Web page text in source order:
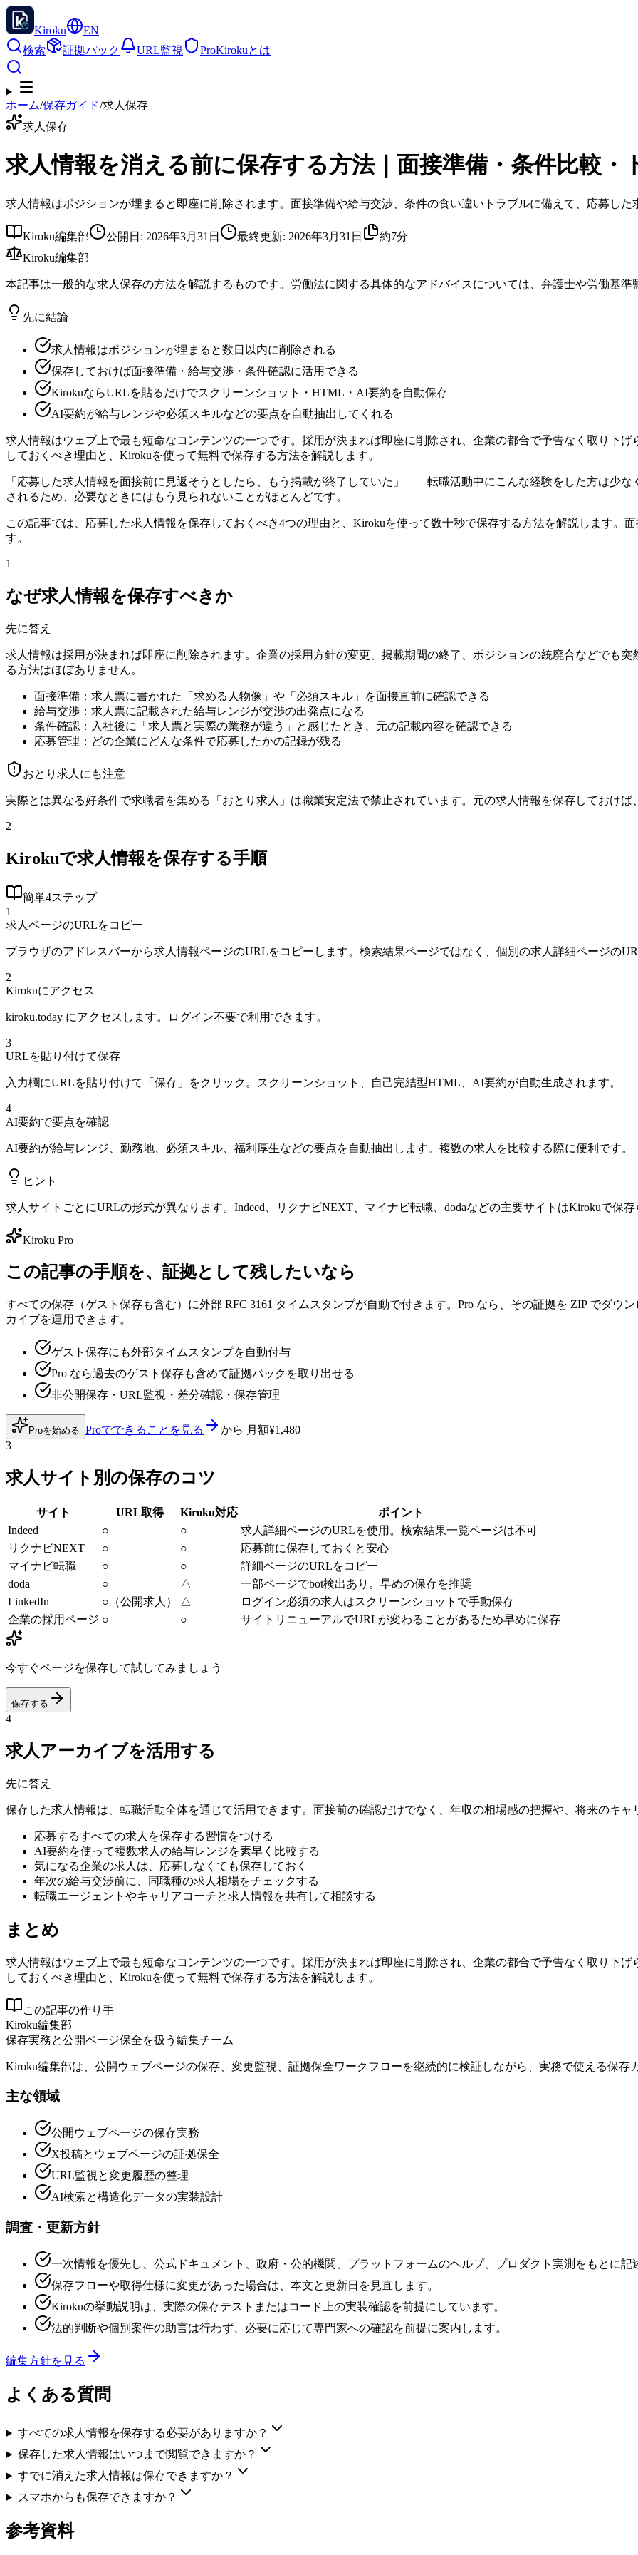
Kiroku
EN
検索
証拠パック URL監視 ProKirokuとは
ホーム/保存ガイド/求人保存
求人保存
求人情報を消える前に保存する方法｜面接準備・条件比較・
求人情報はポジションが埋まると即座に削除されます。面接準備や給与交渉、条件の食い違いトラブルに備えて、応募した
Kiroku編集部 公開日 : 2026年3月31日 最終更新: 2026年3月31日
約7分
Kiroku編集部
本記事は一般的な求人保存の方法を解説するものです。労働法に関する具体的なアドバイスについては、弁護士や労働基準
先に結論
求人情報はポジションが埋まると数日以内に削除される
保存しておけば面接準備・給与交渉・条件確認に活用できる
KirokuならURLを貼るだけでスクリーンショット・HTML・AI要約を自動保存
AI要約が給与レンジや必須スキルなどの要点を自動抽出してくれる
求人情報はウェブ上で最も短命なコンテンツの一つです。採用が決まれば即座に削除され、企業の都合で予告なく取り下
しておくべき理由と、Kirokuを使って無料で保存する方法を解説します。
「応募した求人情報を面接前に見返そうとしたら、もう掲載が終了していた」——転職活動中にこんな経験をした方は少
されるため、必要なときにはもう見られないことがほとんどです。
この記事では、応募した求人情報を保存しておくべき4つの理由と、Kirokuを使って数十秒で保存する方法を解説します。
す。
1
なぜ求人情報を保存すべきか
先に答え
求人情報は採用が決まれば即座に削除されます。企業の採用方針の変更、掲載期間の終了、ポジションの統廃合などでも
る方法はほぼありません。
面接準備：求人票に書かれた「求める人物像」や「必須スキル」を面接直前に確認できる
給与交渉：求人票に記載された給与レンジが交渉の出発点になる
条件確認：入社後に「求人票と実際の業務が違う」と感じたとき、元の記載内容を確認できる
応募管理：どの企業にどんな条件で応募したかの記録が残る
おとり求人にも注意
実際とは異なる好条件で求職者を集める「おとり求人」は職業安定法で禁止されています。元の求人情報を保存しておけば
2
Kirokuで求人情報を保存する手順
簡単4ステップ
1
求人ページのURLをコピー
ブラウザのアドレスバーから求人情報ページのURLをコピーします。検索結果ページではなく、個別の求人詳細ページの
2
Kirokuにアクセス
kiroku.today にアクセスします。ログイン不要で利用できます。
3
URLを貼り付けて保存
入力欄にURLを貼り付けて「保存」をクリック。スクリーンショット、自己完結型HTML、AI要約が自動生成されます。
4
AI要約で要点を確認
AI要約が給与レンジ、勤務地、必須スキル、福利厚生などの要点を自動抽出します。複数の求人を比較する際に便利です。
ヒント
求人サイトごとにURLの形式が異なります。Indeed、リクナビNEXT、マイナビ転職、dodaなどの主要サイトはKirokuで保存
Kiroku Pro
この記事の手順を、証拠として残したいなら
すべての保存（ゲスト保存も含む）に外部 RFC 3161 タイムスタンプが自動で付きます。Pro なら、その証拠を ZIP でダウ
カイブを運用できます。
ゲスト保存にも外部タイムスタンプを自動付与
Pro なら過去のゲスト保存も含めて証拠パックを取り出せる
非公開保存・URL監視・差分確認・保存管理
Proを始める Proでできることを見る から 月額¥1,480
3
求人サイト別の保存のコツ
サイト URL取得 Kiroku対応
ポイント
Indeed
○ ○
求人詳細ページのURLを使用。検索結果一覧ページは不可
リクナビNEXT
○ ○
応募前に保存しておくと安心
マイナビ転職
○ ○
詳細ページのURLをコピー
doda
○ △
一部ページでbot検出あり。早めの保存を推奨
LinkedIn
○（公開求人） △
ログイン必須の求人はスクリーンショットで手動保存
企業の採用ページ ○ ○ サイトリニューアルでURLが変わることがあるため早めに保存
今すぐページを保存して試してみましょう
保存する
4
求人アーカイブを活用する
先に答え
保存した求人情報は、転職活動全体を通じて活用できます。面接前の確認だけでなく、年収の相場感の把握や、将来のキャ
応募するすべての求人を保存する習慣をつける
AI要約を使って複数求人の給与レンジを素早く比較する
気になる企業の求人は、応募しなくても保存しておく
年次の給与交渉前に、同職種の求人相場をチェックする
転職エージェントやキャリアコーチと求人情報を共有して相談する
まとめ
求人情報はウェブ上で最も短命なコンテンツの一つです。採用が決まれば即座に削除され、企業の都合で予告なく取り下
しておくべき理由と、Kirokuを使って無料で保存する方法を解説します。
この記事の作り手
Kiroku編集部
保存実務と公開ページ保全を扱う編集チーム
Kiroku編集部は、公開ウェブページの保存、変更監視、証拠保全ワークフローを継続的に検証しながら、実務で使える保存
主な領域
公開ウェブページの保存実務
X投稿とウェブページの証拠保全
URL監視と変更履歴の整理
AI検索と構造化データの実装設計
調査・更新方針
一次情報を優先し、公式ドキュメント、政府・公的機関、プラットフォームのヘルプ、プロダクト実測をもとに記
保存フローや取得仕様に変更があった場合は、本文と更新日を見直します。
Kirokuの挙動説明は、実際の保存テストまたはコード上の実装確認を前提にしています。
法的判断や個別案件の助言は行わず、必要に応じて専門家への確認を前提に案内します。
編集方針を見る
よくある質問
すべての求人情報を保存する必要がありますか？
保存した求人情報はいつまで閲覧できますか？
すでに消えた求人情報は保存できますか？
スマホからも保存できますか？
参考資料